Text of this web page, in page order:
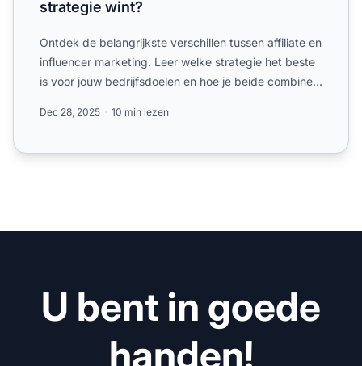
strategie wint?
Ontdek de belangrijkste verschillen tussen affiliate en
influencer marketing. Leer welke strategie het beste
is voor jouw bedrijfsdoelen en hoe je beide combine...
Dec 28, 2025 10 min lezen
U bent in goede
handen!